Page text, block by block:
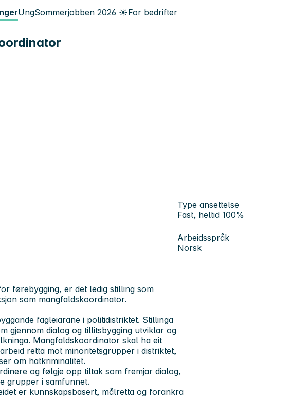
UngSommerjobben 2026 ☀️For bedrifter
Type ansettelse
Fast, heltid 100%
Arbeidsspråk
Norsk
førebygging, er det ledig stilling som
som mangfaldskoordinator.
fagleiarane i politidistriktet. Stillinga
gjennom dialog og tillitsbygging utviklar og
Mangfaldskoordinator skal ha eit
retta mot minoritetsgrupper i distriktet,
om hatkriminalitet.
og følgje opp tiltak som fremjar dialog,
grupper i samfunnet.
er kunnskapsbasert, målretta og forankra